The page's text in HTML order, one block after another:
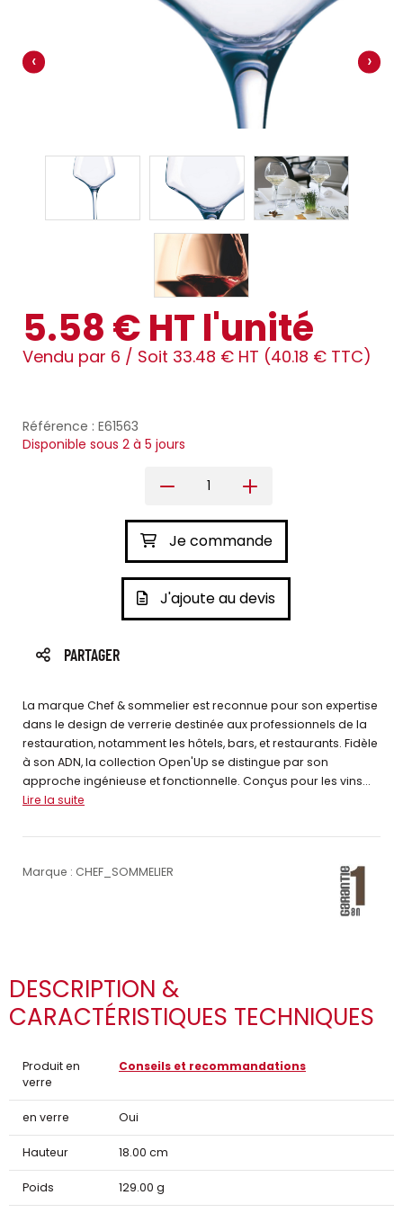
‹ ›
5.58 € HT l'unité
Vendu par 6 / Soit 33.48 € HT (40.18 € TTC)
Référence : E61563
Disponible sous 2 à 5 jours
Je commande
J'ajoute au devis
PARTAGER
La marque Chef & sommelier est reconnue pour son expertise
dans le design de verrerie destinée aux professionnels de la
restauration, notamment les hôtels, bars, et restaurants. Fidèle
à son ADN, la collection Open'Up se distingue par son
approche ingénieuse et fonctionnelle. Conçus pour les vins...
Lire la suite
Marque : CHEF_SOMMELIER
DESCRIPTION &
CARACTÉRISTIQUES TECHNIQUES
Produit en
verre
Conseils et recommandations
en verre Oui
Hauteur 18.00 cm
Poids 129.00 g